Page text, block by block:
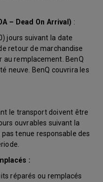
– Dead On Arrival) :
jours suivant la date
retour de marchandise
au remplacement. BenQ
neuve. BenQ couvrira les
le transport doivent être
ouvrables suivant la
tenue responsable des
:
réparés ou remplacés